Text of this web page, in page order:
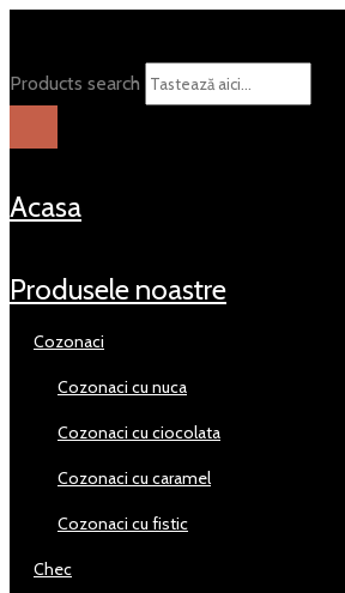
Products search
acasa
produsele noastre
cozonaci
cozonaci cu nuca
cozonaci cu ciocolata
cozonaci cu caramel
cozonaci cu fistic
chec